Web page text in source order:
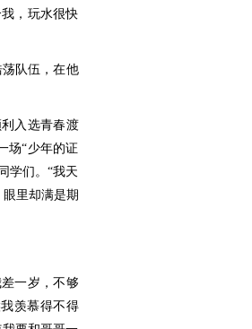
，玩水很快
队伍，在他
入选青春渡
场“少年的证
学们。“我天
里却满是期
一岁，不够
羡慕得不得